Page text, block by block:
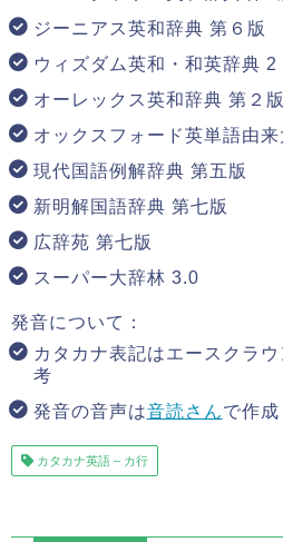
ジーニアス英和辞典 第６版
ウィズダム英和・和英辞典 2
オーレックス英和辞典 第２
オックスフォード英単語由
現代国語例解辞典 第五版
新明解国語辞典 第七版
広辞苑 第七版
スーパー大辞林 3.0
発音について：
カタカナ表記はエースクラ
考
発音の音声は音読さんで作成
カタカナ英語 – カ行